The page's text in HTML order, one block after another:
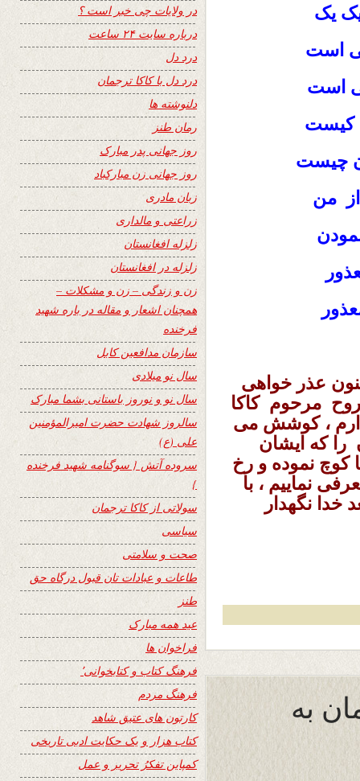
یک
است
است
کیست
چیست
من
عذر خواهی
روح مرحوم کاکا
، کوشش می
که ایشان
کوچ نموده و رخ
نماییم ، با
خدا نگهدار
به
در ولایات چی خبر است ؟
درباره سایت ۲۴ ساعت
درد دل
درد دل با کاکا ترجمان
دلنوشته ها
رمان طنز
روز جهانی پدر مبارک
روز جهانی زن مبارکباد
زبان مادری
زراعتی و مالداری
زلزله افغانستان
زلزله در افغانستان
زن و زندگی – زن و مشکلات –
همچنان اشعار و مقاله در باره شهید
فرخنده
سازمان مدافعین کابل
سال نو میلادی
سال نو و نوروز باستانی بشما مبارک
سالروز شهادت حضرت امیرالمؤمنین
علی (ع)
سروده آتش { سوگنامه شهید فرخنده
}
سولاتی از کاکا ترجمان
سیاسی
صحت و سلامتی
طاعات و عبادات تان قبول درگاه حق
طنز
عید همه مبارک
فراخوان ها
فرهنگ کتاب و کتابخوانی٬
فرهنگ مردم
کارتون های عتیق شاهد
کتاب هزار و یک حکایت ادبی تاریخی
کمپاین تفکرُ تحریر و عمل